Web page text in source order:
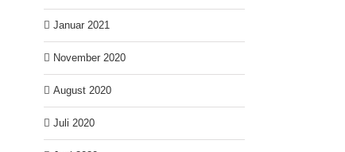
Januar 2021
November 2020
August 2020
Juli 2020